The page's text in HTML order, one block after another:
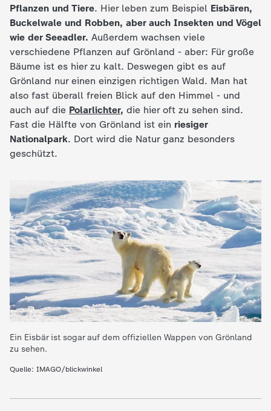
Pflanzen und Tiere. Hier leben zum Beispiel Eisbären,
Buckelwale und Robben, aber auch Insekten und Vögel
wie der Seeadler. Außerdem wachsen viele
verschiedene Pflanzen auf Grönland - aber: Für große
Bäume ist es hier zu kalt. Deswegen gibt es auf
Grönland nur einen einzigen richtigen Wald. Man hat
also fast überall freien Blick auf den Himmel - und
auch auf die Polarlichter, die hier oft zu sehen sind.
Fast die Hälfte von Grönland ist ein riesiger
Nationalpark. Dort wird die Natur ganz besonders
geschützt.
Ein Eisbär ist sogar auf dem offiziellen Wappen von Grönland
zu sehen.
Quelle: IMAGO/blickwinkel